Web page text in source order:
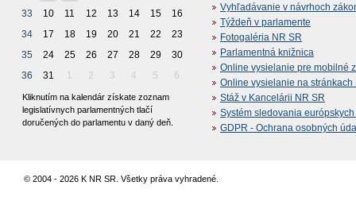
33
10 11 12 13 14 15
16
34
17 18 19 20 21 22
23
35
24 25 26 27 28 29
30
36
31 1 2 3 4 5 6
Kliknutím na kalendár získate zoznam
legislatívnych parlamentných tlačí
doručených do parlamentu v daný deň.
Vyhľadávanie v návrhoch
Týždeň v parlamente
Fotogaléria NR SR
Parlamentná knižnica
Online vysielanie pre mobilné
Online vysielanie na stránkach
Stáž v Kancelárii NR SR
Systém sledovania
GDPR - Ochrana osobných
© 2004 - 2026 K NR SR. Všetky práva vyhradené.